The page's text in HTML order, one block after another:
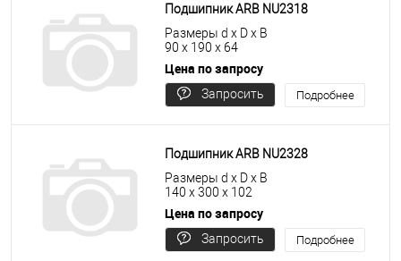
Подшипник ARB NU2318
Размеры d x D x B
90 x 190 x 64
Цена по запросу
Запросить
Подробнее
Подшипник ARB NU2328
Размеры d x D x B
140 x 300 x 102
Цена по запросу
Запросить
Подробнее